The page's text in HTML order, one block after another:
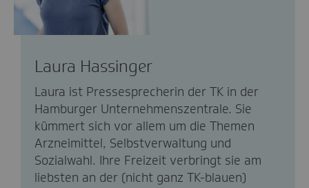
Laura Hassinger
Laura ist Pressesprecherin der TK in der
Hamburger Unternehmenszentrale. Sie
kümmert sich vor allem um die Themen
Arzneimittel, Selbstverwaltung und
Sozialwahl. Ihre Freizeit verbringt sie am
liebsten an der (nicht ganz TK-blauen)